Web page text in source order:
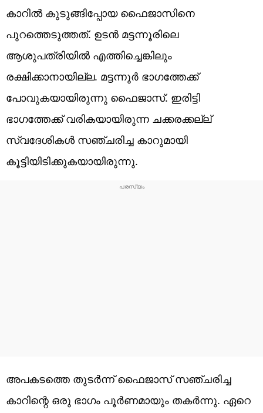
കാറില്‍ കുടുങ്ങിപ്പോയ ഫൈജാസിനെ
പുറത്തെടുത്തത്. ഉടന്‍ മട്ടന്നൂരിലെ
ആശുപത്രിയില്‍ എത്തിച്ചെങ്കിലും
രക്ഷിക്കാനായില്ല. മട്ടന്നൂര്‍ ഭാഗത്തേക്ക്
പോവുകയായിരുന്നു ഫൈജാസ്. ഇരിട്ടി
ഭാഗത്തേക്ക് വരികയായിരുന്ന ചക്കരക്കല്ല്
സ്വദേശികള്‍ സഞ്ചരിച്ച കാറുമായി
കൂട്ടിയിടിക്കുകയായിരുന്നു.
അപകടത്തെ തുടര്‍ന്ന് ഫൈജാസ് സഞ്ചരിച്ച
കാറിന്റെ ഒരു ഭാഗം പൂര്‍ണമായും തകര്‍ന്നു. ഏറെ